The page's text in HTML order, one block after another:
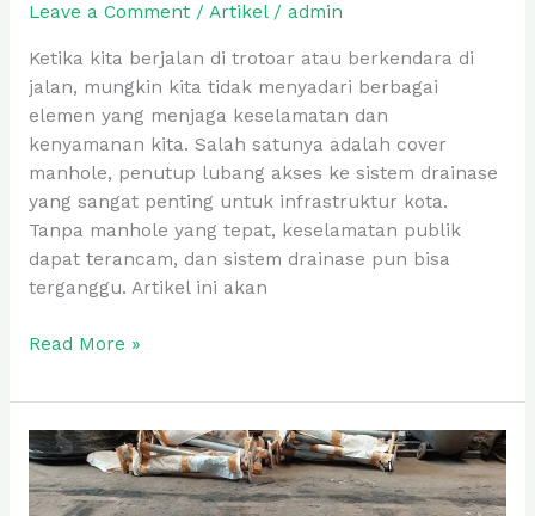
Leave a Comment / Artikel/ admin
Ketika kita berjalan di trotoar atau berkendara di
jalan, mungkin kita tidak menyadari berbagai
elemen yang menjaga keselamatan dan
kenyamanan kita. Salah satunya adalah cover
manhole, penutup lubang akses ke sistem drainase
yang sangat penting untuk infrastruktur kota.
Tanpa manhole yang tepat, keselamatan publik
dapat terancam, dan sistem drainase pun bisa
terganggu. Artikel ini akan
Read More »
Tutup
Manhole
untuk